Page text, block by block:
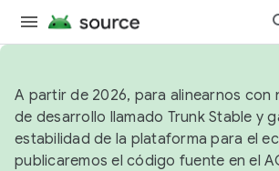
A partir de 2026, para alinearnos con
de desarrollo llamado Trunk Stable y
estabilidad de la plataforma para el
publicaremos el código fuente en el